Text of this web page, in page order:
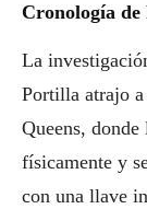
Cronología de
La
Portilla atrajo a
Queens,
físicamente y
con una llave